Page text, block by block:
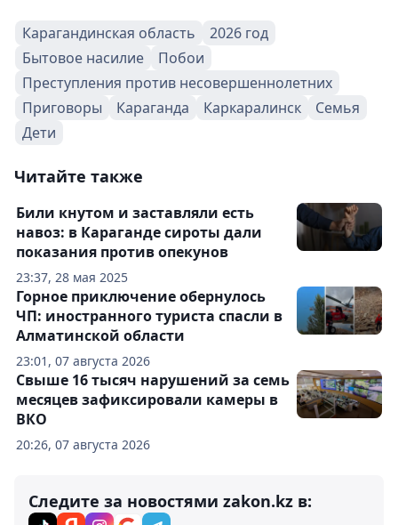
Карагандинская область
2026 год
Бытовое насилие
Побои
Преступления против несовершеннолетних
Приговоры
Караганда Каркаралинск
Семья
Дети
Читайте также
23:37, 28 мая 2025
Били кнутом и заставляли есть
навоз: в Караганде сироты дали
показания против опекунов
23:01, 07 августа 2026
Горное приключение обернулось
ЧП: иностранного туриста спасли в
Алматинской области
20:26, 07 августа 2026
Свыше 16 тысяч нарушений за семь
месяцев зафиксировали камеры в
ВКО
Следите за новостями zakon.kz в: